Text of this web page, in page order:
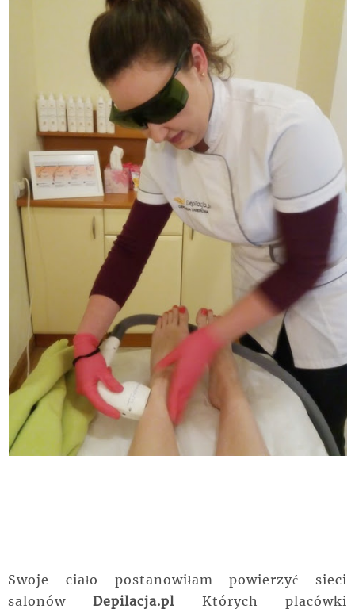
Swoje ciało postanowiłam powierzyć sieci
salonówDepilacja.pl Których placówki